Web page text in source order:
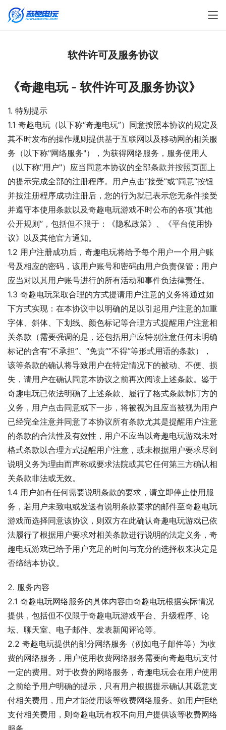
软件许可及服务协议
《奇趣电玩 - 软件许可及服务协议》
1. 特别提示
1.1 奇趣电玩（以下称“奇趣电玩”）同意按照本协议的规定及
其不时发布的操作规则提供基于互联网以及移动网的相关服
务（以下称"网络服务"），为获得网络服务，服务使用人
（以下称"用户"）应当同意本协议的全部条款并按照页面上
的提示完成全部的注册程序。用户点击“接受”或“同意”按钮
并按注册程序成功注册后，您的行为就已表示您无条件接受
并遵守本使用条款以及奇趣电玩游戏不时公布的各项“其他
公开规则”，包括但不限于：《隐私政策》、《平台使用协
议》以及其他官方通知。
1.2 用户注册成功后，奇趣电玩将给予每个用户一个用户账
号及相应的密码，该用户账号和密码由用户负责保管；用户
应当对以其用户账号进行的所有活动和事件负法律责任。
1.3 奇趣电玩采取合理的方式提请用户注意的义务将通过如
下方式实现：在本协议中以明确的足以引起用户注意的加重
字体、斜体、下划线、颜色标记等合理方式提醒用户注意相
关条款（需要强调的是，还包括用户应特别注意任何未明确
标记的含有“不承担”、“免责”“不得”等形式用语的条款），
该等条款的确认将导致用户在特定情况下的被动、不便、损
失，请用户在确认同意本协议之前再次阅读上述条款。鉴于
奇趣电玩已依法明确了上述条款、履行了格式条款制订方的
义务，用户点击同意或下一步，将被视为且应当被视为用户
已经完全注意并同意了本协议所有条款尤其是提醒用户注意
的条款的合法性及有效性，用户不应当以奇趣电玩游戏未对
格式条款以合理方式提醒用户注意，或未根据用户要求尽到
说明义务为理由而声称或要求法院或其它任何第三方确认相
关条款非法或无效。
1.4 用户如有任何需要说明条款的要求，请立即停止使用服
务，若用户未致电或发送有说明条款要求的邮件至奇趣电玩
游戏而选择同意该协议，则双方在此确认奇趣电玩游戏已依
法履行了根据用户要求对相关条款进行说明的法定义务，奇
趣电玩游戏已给予用户充足的时间与充分的选择权来决定是
否缔结本协议。
2. 服务内容
2.1 奇趣电玩网络服务的具体内容由奇趣电玩根据实际情况
提供，包括但不仅限于奇趣电玩游戏平台、升级程序、论
坛、聊天室、电子邮件、发表新闻评论等。
2.2 奇趣电玩提供的部分网络服务（例如电子邮件等）为收
费的网络服务，用户使用收费网络服务需要向奇趣电玩支付
一定的费用。对于收费的网络服务，奇趣电玩会在用户使用
之前给予用户明确的提示，只有用户根据提示确认其愿意支
付相关费用，用户才能使用该等收费网络服务。如用户拒绝
支付相关费用，则奇趣电玩有权不向用户提供该等收费网络